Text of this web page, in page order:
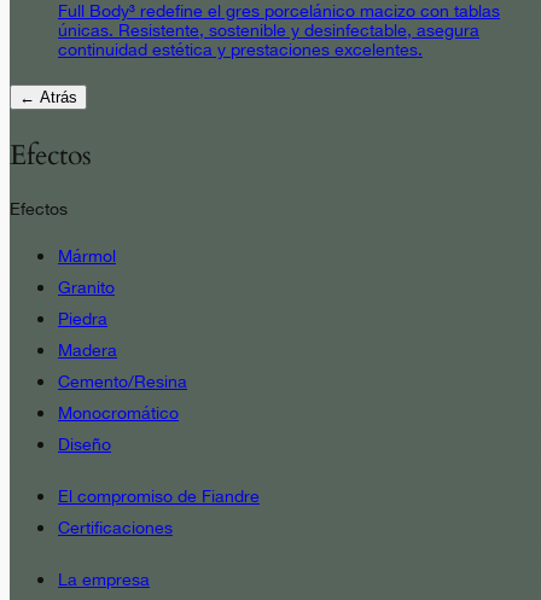
Full Body³ redefine el gres porcelánico macizo con tablas
únicas. Resistente, sostenible y desinfectable, asegura
continuidad estética y prestaciones excelentes.
← Atrás
Efectos
Efectos
Mármol
Granito
Piedra
Madera
Cemento/Resina
Monocromático
Diseño
El compromiso de Fiandre
Certificaciones
La empresa